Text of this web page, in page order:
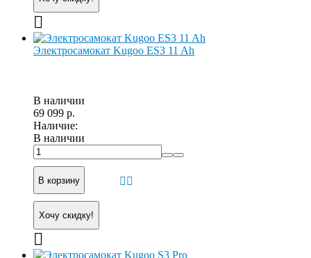
Электросамокат Kugoo ES3 11 Ah
В наличии
69 099 р.
Наличие:
В наличии
В корзину
Хочу скидку!